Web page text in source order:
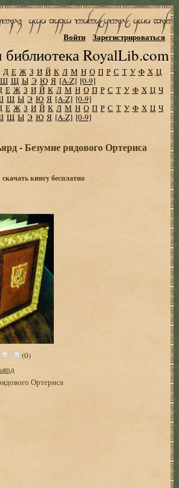
библиотека RoyalLib.com
Войти Зарегистрироваться
Д Е Ж З И Й К Л М Н О П Р С Т У Ф Х Ц
Ш Щ Ы Э Ю Я [A-Z] [0-9]
Е Ж З И Й К Л М Н О П Р С Т У Ф Х Ц Ч
Щ Ы Э Ю Я [A-Z] [0-9]
Е Ж З И Й К Л М Н О П Р С Т У Ф Х Ц Ч
Щ Ы Э Ю Я [A-Z] [0-9]
- Безумие рядового Ортериса
скачать книгу бесплатно
(0)
Ортериса